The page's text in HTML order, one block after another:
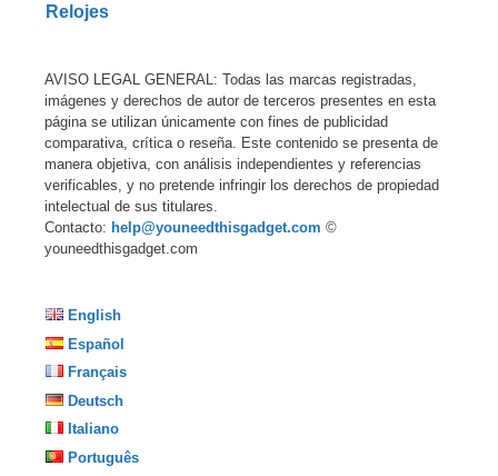
Relojes
AVISO LEGAL GENERAL: Todas las marcas registradas,
imágenes y derechos de autor de terceros presentes en esta
página se utilizan únicamente con fines de publicidad
comparativa, crítica o reseña. Este contenido se presenta de
manera objetiva, con análisis independientes y referencias
verificables, y no pretende infringir los derechos de propiedad
intelectual de sus titulares.
Contacto: help@youneedthisgadget.com ©
youneedthisgadget.com
English
Español
Français
Deutsch
Italiano
Português